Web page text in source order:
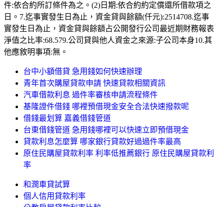
件:依合約所訂條件為之。(2)日期:依合約約定償還所借款項之
日。7.迄事實發生日為止，資金貸與餘額(仟元):2514708.迄事
實發生日為止，資金貸與餘額占公開發行公司最近期財務報表
淨值之比率:68.579.公司貸與他人資金之來源:子公司本身10.其
他應敘明事項:無。
台中小額借貸 急用錢如何快速辦理
青年首次購屋貸款申請 快速貸款相關資訊
汽車借款利息 過件率審核申請流程條件
基隆證件借錢 哪裡預借現金安全合法快速撥款呢
借錢最划算 嘉義借錢管道
台東借錢管道 急用錢哪裡可以快速立即預借現金
貸款利息怎麼算 哪家銀行貸款好過過件率最高
原住民購屋貸款利率 利率低推薦銀行 原住民購屋貸款利
率
和潤車貸試算
個人信用貸款利率